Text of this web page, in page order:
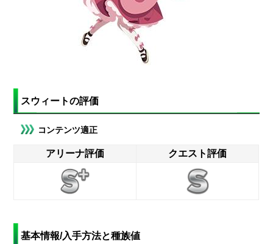
スウィートの評価
コンテンツ適正
アリーナ評価 クエスト評価
基本情報/入手方法と種族値